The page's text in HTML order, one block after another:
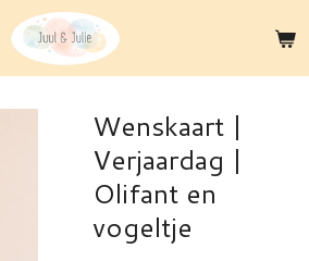
Wenskaart |
Verjaardag |
Olifant en
vogeltje